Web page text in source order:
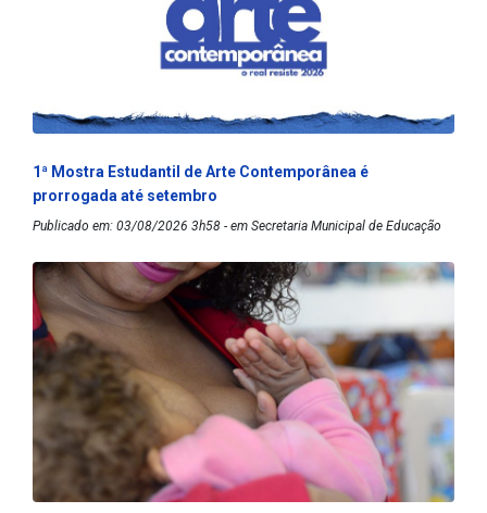
1ª Mostra Estudantil de Arte Contemporânea é
prorrogada até setembro
Publicado em: 03/08/2026 3h58 - em Secretaria Municipal de Educação